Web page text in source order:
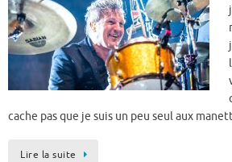
cache pas que je suis un peu seul aux
Lire la suite